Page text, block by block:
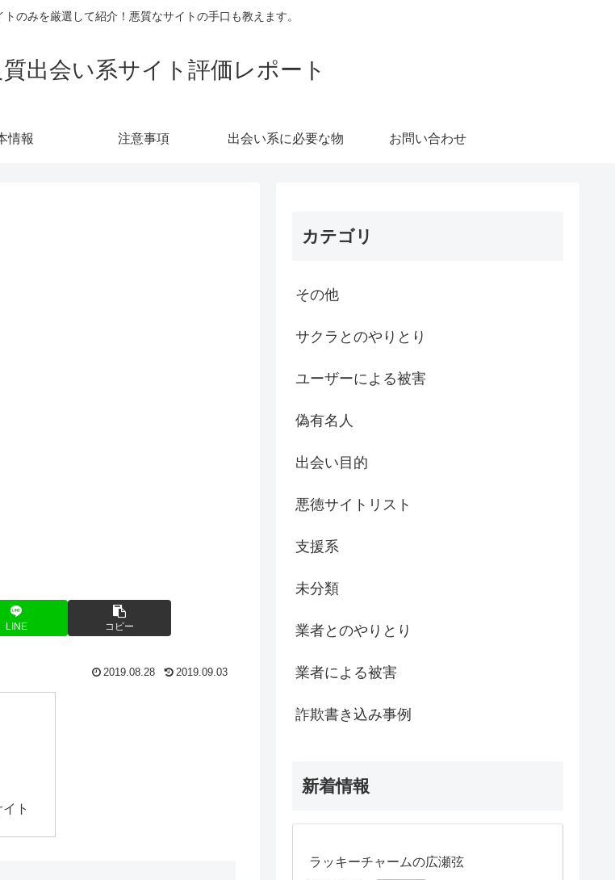
のみを厳選して紹介！悪質なサイトの手口も教えます。
出会い系サイト評価レポート
情報 注意事項 出会い系に必要な物 お問い合わせ
LINE コピー
2019.08.28 2019.09.03
ト
カテゴリ
その他
サクラとのやりとり
ユーザーによる被害
偽有名人
出会い目的
悪徳サイトリスト
支援系
未分類
業者とのやりとり
業者による被害
詐欺書き込み事例
新着情報
ラッキーチャームの広瀬弦